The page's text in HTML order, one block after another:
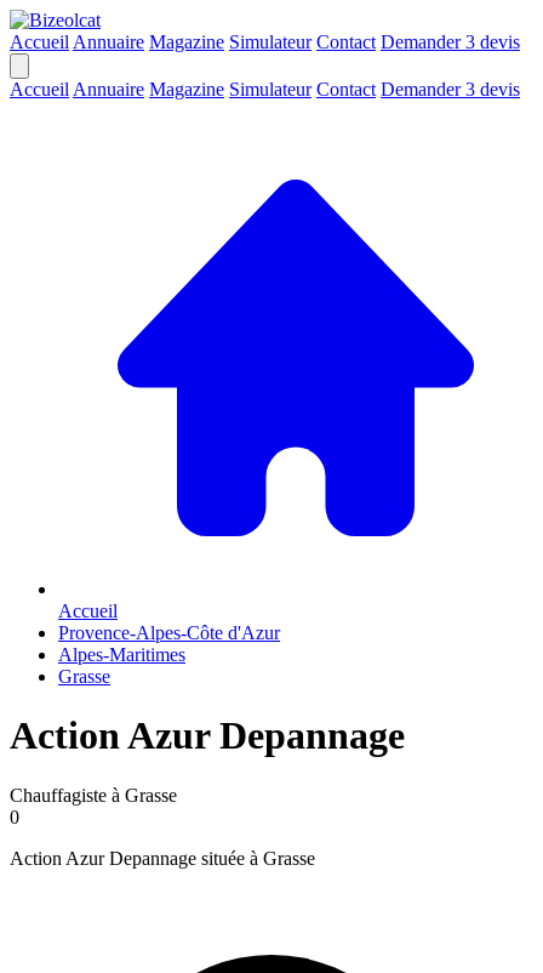
Accueil Annuaire Magazine Simulateur Contact Demander 3 devis
Accueil Annuaire Magazine Simulateur Contact Demander 3 devis
Accueil
Provence-Alpes-Côte d'Azur
Alpes-Maritimes
Grasse
Action Azur Depannage
Chauffagiste à Grasse
0
Action Azur Depannage située à Grasse